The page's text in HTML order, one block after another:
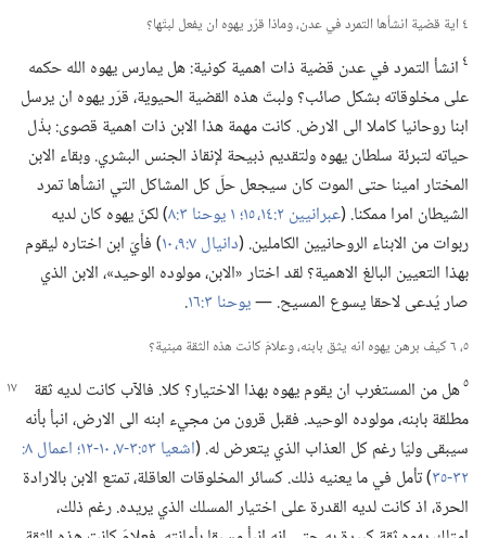
٤ اية قضية انشأها التمرد في عدن،‏ وماذا قرّر يهوه ان يفعل لبتّها؟‏
٤ انشأ التمرد في عدن قضية ذات اهمية كونية:‏ هل يمارس يهوه الله حكمه
على مخلوقاته بشكل صائب؟‏ ولبتّ هذه القضية الحيوية،‏ قرّر يهوه ان يرسل
ابنا روحانيا كاملا الى الارض.‏ كانت مهمة هذا الابن ذات اهمية قصوى:‏ بذْل
حياته لتبرئة سلطان يهوه ولتقديم ذبيحة لإنقاذ الجنس البشري.‏ وبقاء الابن
المختار امينا حتى الموت كان سيجعل حلّ كل المشاكل التي انشأها تمرد
الشيطان امرا ممكنا.‏ (‏عبرانيين ٢:‏​١٤،‏ ١٥؛‏
‏)‏ لكنّ يهوه كان لديه
ربوات من الابناء الروحانيين الكاملين.‏ (‏دانيال ٧:‏​٩،‏ ١٠
‏)‏ فأيّ ابن اختاره ليقوم
بهذا التعيين البالغ الاهمية؟‏ لقد اختار «الابن،‏ مولوده الوحيد»،‏ الابن الذي
صار يُدعى لاحقا يسوع المسيح.‏ —‏يوحنا ٣:‏١٦ ‏.‏
٥،‏ ٦ كيف برهن يهوه انه يثق بابنه،‏ وعلامَ كانت هذه الثقة مبنية؟‏
٥هل من المستغرب ان يقوم يهوه بهذا الاختيار؟‏ كلا.‏ فالآبكانت لديه ثقة
مطلقة بابنه،‏ مولوده الوحيد.‏ فقبل قرون من مجيء ابنه الى الارض،‏ انبأ بأنه
سيبقى وليّا رغم كل العذاب الذي يتعرض له.‏ (‏اشعيا ٥٣:‏​٣-‏٧،‏
٣٢-‏٣٥
‏)‏ تأمل في ما يعنيه ذلك.‏ كسائر المخلوقات العاقلة،‏ تمتع الابن بالارادة
الحرة،‏ اذ كانت لديه القدرة على اختيار المسلك الذي يريده.‏ رغم ذلك،‏